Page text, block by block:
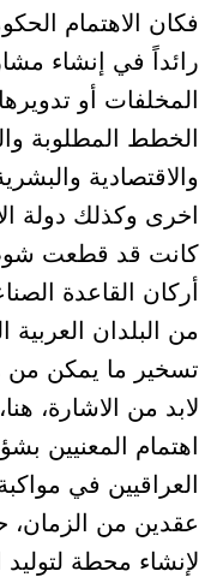
فكان الاهتمام
رائداً في إنشاء
المخلفات أو
الخطط المطلوبة
والاقتصادية
اخرى وكذلك دولة
كانت قد قطعت
أركان القاعدة
من البلدان
تسخير ما يمكن من
لابد من الاشارة،
اهتمام المعنيين
العراقيين في
عقدين من الزمان،
لإنشاء محطة لتوليد